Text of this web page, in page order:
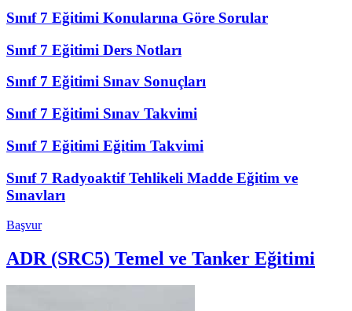
Sınıf 7 Eğitimi Konularına Göre Sorular
Sınıf 7 Eğitimi Ders Notları
Sınıf 7 Eğitimi Sınav Sonuçları
Sınıf 7 Eğitimi Sınav Takvimi
Sınıf 7 Eğitimi Eğitim Takvimi
Sınıf 7 Radyoaktif Tehlikeli Madde Eğitim ve
Sınavları
Başvur
ADR (SRC5) Temel ve Tanker Eğitimi